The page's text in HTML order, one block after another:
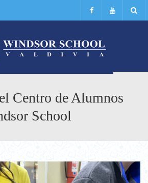
Centro de Alumnos
School